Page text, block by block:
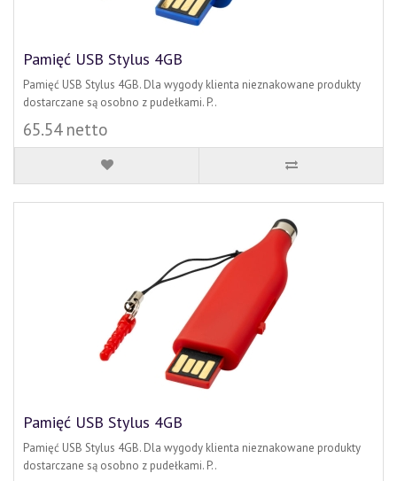
Pamięć USB Stylus 4GB
Pamięć USB Stylus 4GB. Dla wygody klienta nieznakowane produkty
dostarczane są osobno z pudełkami. P..
65.54 netto
Pamięć USB Stylus 4GB
Pamięć USB Stylus 4GB. Dla wygody klienta nieznakowane produkty
dostarczane są osobno z pudełkami. P..